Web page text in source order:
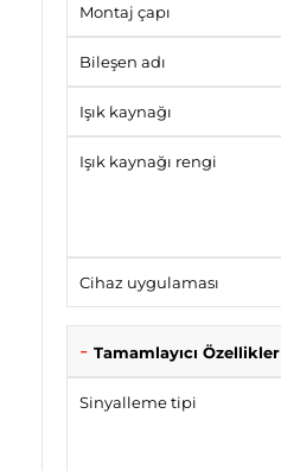
Montaj çapı
Bileşen adı
Işık kaynağı
Işık kaynağı rengi
Cihaz uygulaması
Tamamlayıcı Özellikler
Sinyalleme tipi